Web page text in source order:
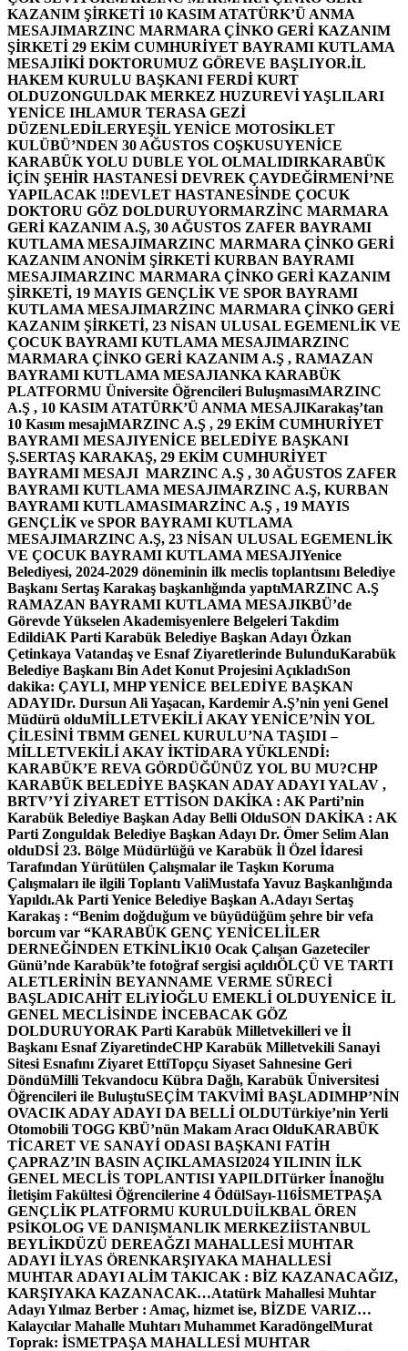
KAZANIM ŞİRKETİ 10 KASIM ATATÜRK’Ü ANMA
MESAJIMARZINC MARMARA ÇİNKO GERİ KAZANIM
ŞİRKETİ 29 EKİM CUMHURİYET BAYRAMI KUTLAMA
MESAJIİKİ DOKTORUMUZ GÖREVE BAŞLIYOR.İL
HAKEM KURULU BAŞKANI FERDİ KURT
OLDUZONGULDAK MERKEZ HUZUREVİ YAŞLILARI
YENİCE IHLAMUR TERASA GEZİ
DÜZENLEDİLERYEŞİL YENİCE MOTOSİKLET
KULÜBÜ’NDEN 30 AĞUSTOS COŞKUSUYENİCE
KARABÜK YOLU DUBLE YOL OLMALIDIRKARABÜK
İÇİN ŞEHİR HASTANESİ DEVREK ÇAYDEĞİRMENİ’NE
YAPILACAK !!DEVLET HASTANESİNDE ÇOCUK
DOKTORU GÖZ DOLDURUYORMARZİNC MARMARA
GERİ KAZANIM A.Ş, 30 AĞUSTOS ZAFER BAYRAMI
KUTLAMA MESAJIMARZINC MARMARA ÇİNKO GERİ
KAZANIM ANONİM ŞİRKETİ KURBAN BAYRAMI
MESAJIMARZINC MARMARA ÇİNKO GERİ KAZANIM
ŞİRKETİ, 19 MAYIS GENÇLİK VE SPOR BAYRAMI
KUTLAMA MESAJIMARZINC MARMARA ÇİNKO GERİ
KAZANIM ŞİRKETİ, 23 NİSAN ULUSAL EGEMENLİK VE
ÇOCUK BAYRAMI KUTLAMA MESAJIMARZINC
MARMARA ÇİNKO GERİ KAZANIM A.Ş , RAMAZAN
BAYRAMI KUTLAMA MESAJIANKA KARABÜK
PLATFORMU Üniversite Öğrencileri BuluşmasıMARZINC
A.Ş , 10 KASIM ATATÜRK’Ü ANMA MESAJIKarakaş’tan
10 Kasım mesajıMARZINC A.Ş , 29 EKİM CUMHURİYET
BAYRAMI MESAJIYENİCE BELEDİYE BAŞKANI
Ş.SERTAŞ KARAKAŞ, 29 EKİM CUMHURİYET
BAYRAMI MESAJI MARZINC A.Ş , 30 AĞUSTOS ZAFER
BAYRAMI KUTLAMA MESAJIMARZINC A.Ş, KURBAN
BAYRAMI KUTLAMASIMARZİNC A.Ş , 19 MAYIS
GENÇLİK ve SPOR BAYRAMI KUTLAMA
MESAJIMARZINC A.Ş, 23 NİSAN ULUSAL EGEMENLİK
VE ÇOCUK BAYRAMI KUTLAMA MESAJIYenice
Belediyesi, 2024-2029 döneminin ilk meclis toplantısını Belediye
Başkanı Sertaş Karakaş başkanlığında yaptıMARZINC A.Ş
RAMAZAN BAYRAMI KUTLAMA MESAJIKBÜ’de
Görevde Yükselen Akademisyenlere Belgeleri Takdim
EdildiAK Parti Karabük Belediye Başkan Adayı Özkan
Çetinkaya Vatandaş ve Esnaf Ziyaretlerinde BulunduKarabük
Belediye Başkanı Bin Adet Konut Projesini AçıkladıSon
dakika: ÇAYLI, MHP YENİCE BELEDİYE BAŞKAN
ADAYIDr. Dursun Ali Yaşacan, Kardemir A.Ş’nin yeni Genel
Müdürü olduMİLLETVEKİLİ AKAY YENİCE’NİN YOL
ÇİLESİNİ TBMM GENEL KURULU’NA TAŞIDI –
MİLLETVEKİLİ AKAY İKTİDARA YÜKLENDİ:
KARABÜK’E REVA GÖRDÜĞÜNÜZ YOL BU MU?CHP
KARABÜK BELEDİYE BAŞKAN ADAY ADAYI YALAV ,
BRTV’Yİ ZİYARET ETTİSON DAKİKA : AK Parti’nin
Karabük Belediye Başkan Aday Belli OlduSON DAKİKA : AK
Parti Zonguldak Belediye Başkan Adayı Dr. Ömer Selim Alan
olduDSİ 23. Bölge Müdürlüğü ve Karabük İl Özel İdaresi
Tarafından Yürütülen Çalışmalar ile Taşkın Koruma
Çalışmaları ile ilgili Toplantı ValiMustafa Yavuz Başkanlığında
Yapıldı.Ak Parti Yenice Belediye Başkan A.Adayı Sertaş
Karakaş : “Benim doğduğum ve büyüdüğüm şehre bir vefa
borcum var “KARABÜK GENÇ YENİCELİLER
DERNEĞİNDEN ETKİNLİK10 Ocak Çalışan Gazeteciler
Günü’nde Karabük’te fotoğraf sergisi açıldıÖLÇÜ VE TARTI
ALETLERİNİN BEYANNAME VERME SÜRECİ
BAŞLADICAHİT ELiYİOĞLU EMEKLİ OLDUYENİCE İL
GENEL MECLİSİNDE İNCEBACAK GÖZ
DOLDURUYORAK Parti Karabük Milletvekilleri ve İl
Başkanı Esnaf ZiyaretindeCHP Karabük Milletvekili Sanayi
Sitesi Esnafını Ziyaret EttiTopçu Siyaset Sahnesine Geri
DöndüMilli Tekvandocu Kübra Dağlı, Karabük Üniversitesi
Öğrencileri ile BuluştuSEÇİM TAKVİMİ BAŞLADIMHP’NİN
OVACIK ADAY ADAYI DA BELLİ OLDUTürkiye’nin Yerli
Otomobili TOGG KBÜ’nün Makam Aracı OlduKARABÜK
TİCARET VE SANAYİ ODASI BAŞKANI FATİH
ÇAPRAZ’IN BASIN AÇIKLAMASI2024 YILININ İLK
GENEL MECLİS TOPLANTISI YAPILDITürker İnanoğlu
İletişim Fakültesi Öğrencilerine 4 ÖdülSayı-116İSMETPAŞA
GENÇLİK PLATFORMU KURULDUİLKBAL ÖREN
PSİKOLOG VE DANIŞMANLIK MERKEZİİSTANBUL
BEYLİKDÜZÜ DEREAĞZI MAHALLESİ MUHTAR
ADAYI İLYAS ÖRENKARŞIYAKA MAHALLESİ
MUHTAR ADAYI ALİM TAKICAK : BİZ KAZANACAĞIZ,
KARŞIYAKA KAZANACAK…Atatürk Mahallesi Muhtar
Adayı Yılmaz Berber : Amaç, hizmet ise, BİZDE VARIZ…
Kalaycılar Mahalle Muhtarı Muhammet KaradöngelMurat
Toprak: İSMETPAŞA MAHALLESİ MUHTAR